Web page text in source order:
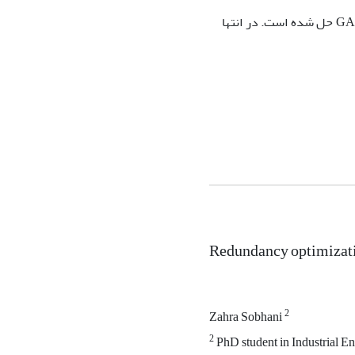
تهیه شده است. همچنین مثالی برای سیستم بیان شده و توسط نرمافزار بهینهسازی GAMS حل شده است. در انتها
Redundancy
Zahra Sobhani2
2PhD student in Industrial